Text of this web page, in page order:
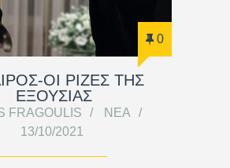
0
ΟΙ ΡΙΖΕΣ ΤΗΣ
ΕΞΟΥΣΙΑΣ
FRAGOULIS
ΝΈΑ
13/10/2021